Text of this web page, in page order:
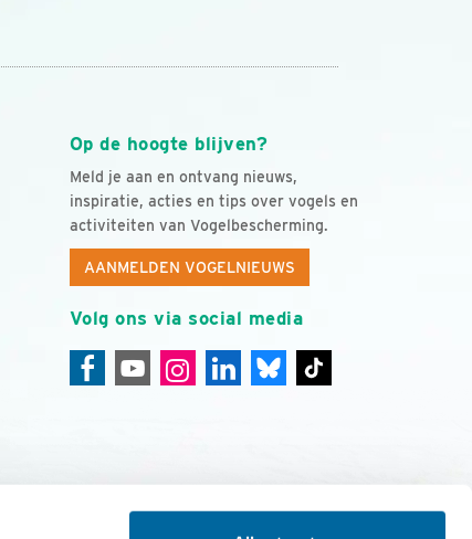
Op de hoogte blijven?
Meld je aan en ontvang nieuws,
inspiratie, acties en tips over vogels en
activiteiten van Vogelbescherming.
AANMELDEN VOGELNIEUWS
Volg ons via social media